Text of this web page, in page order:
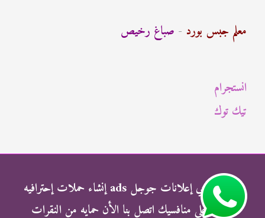
ث
:
معلم جبس بورد - صباغ رخيص
انستجرام
تيك توك
شركة الناجي إعلانات جوجل ads إنشاء حملات إحترافيه
وتفوق علي منافسيك اتصل بنا الأن حمايه من النقرات